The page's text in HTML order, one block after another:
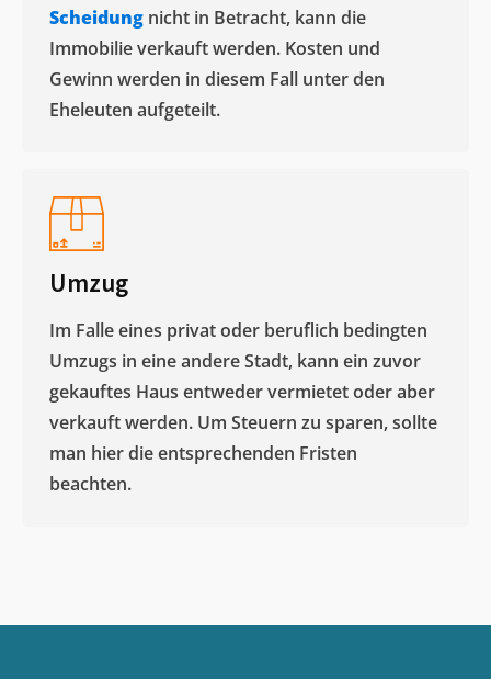
Scheidung nicht in Betracht, kann die
Immobilie verkauft werden. Kosten und
Gewinn werden in diesem Fall unter den
Eheleuten aufgeteilt.​
Umzug
Im Falle eines privat oder beruflich bedingten
Umzugs in eine andere Stadt, kann ein zuvor
gekauftes Haus entweder vermietet oder aber
verkauft werden. Um Steuern zu sparen, sollte
man hier die entsprechenden Fristen
beachten.